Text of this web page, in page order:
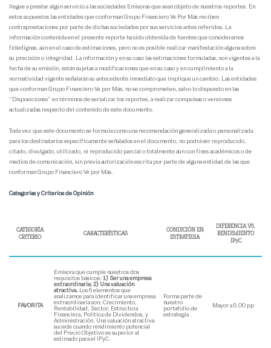
llegue a prestar algún servicio a las sociedades Emisoras que sean objeto de nuestros reportes. En
estos supuestos las entidades que conforman Grupo Financiero Ve Por Más reciben
contraprestaciones por parte de dichas sociedades por sus servicios antes referidos. La
información contenida en el presente reporte ha sido obtenida de fuentes que consideramos
fidedignas, aún en el caso de estimaciones, pero no es posible realizar manifestación alguna sobre
su precisión o integridad. La información y en su caso las estimaciones formuladas, son vigentes a la
fecha de su emisión, están sujetas a modificaciones que en su caso y en cumplimiento a la
normatividad vigente señalarán su antecedente inmediato que implique un cambio. Las entidades
que conforman Grupo Financiero Ve por Más, no se comprometen, salvo lo dispuesto en las
“Disposiciones” en términos de serializar los reportes, a realizar compulsas o versiones
actualizadas respecto del contenido de este documento.
Toda vez que este documento se formula como una recomendación generalizada o personalizada
para los destinatarios específicamente señalados en el documento, no podrá ser reproducido,
citado, divulgado, utilizado, ni reproducido parcial o totalmente aún con fines académicos o de
medios de comunicación, sin previa autorización escrita por parte de alguna entidad de las que
conforman Grupo Financiero Ve por Más.
Categorías y Criterios de Opinión
CATEGORÍA
CRITERIO
CARACTERÍSTICAS
CONDICIÓN EN
ESTRATEGIA
DIFERENCIA VS.
RENDIMIENTO
IPyC
FAVORITA
Emisora que cumple nuestros dos
requisitos básicos: 1) Ser una empresa
extraordinaria; 2) Una valuación
atractiva. Los 6 elementos que
analizamos para identificar una empresa
extraordinaria son: Crecimiento,
Rentabilidad, Sector, Estructura
Financiera, Política de Dividendos, y
Administración. Una valuación atractiva
sucede cuando rendimiento potencial
del Precio Objetivo es superior al
estimado para el IPyC.
Forma parte de
nuestro
portafolio de
estrategia
Mayor a 5.00 pp